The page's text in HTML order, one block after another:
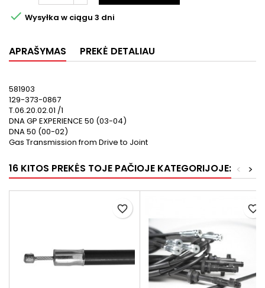
 Wysyłka w ciągu 3 dni
APRAŠYMAS PREKĖ DETALIAU
581903
129-373-0867
T.06.20.02.01 /1
DNA GP EXPERIENCE 50 (03-04)
DNA 50 (00-02)
Gas Transmission from Drive to Joint
16 KITOS PREKĖS TOJE PAČIOJE KATEGORIJOJE: >
<
favorite_border favorite_border